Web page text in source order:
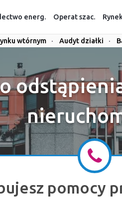
energ. Operat szac.
wtórnym · Audyt działki ·
pomocy